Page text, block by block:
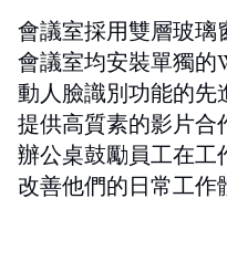
會議室採用雙層玻璃
會議室均安裝單獨的
動人臉識別功能的先
提供高質素的影片合
辦公桌鼓勵員工在工
改善他們的日常工作